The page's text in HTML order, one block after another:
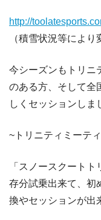
http://
（積雪状況等によ
今シーズンもトリニ
のある方、そして全
しくセッションしま
~トリニティミーテ
「スノースクート
存分試乗出来て、初
換やセッションが出